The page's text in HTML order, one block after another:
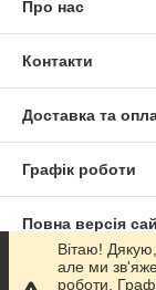
Про нас
Контакти
Доставка та
Графік роботи
Повна версія
Сайт створено
Вітаю!
але ми
роботи.